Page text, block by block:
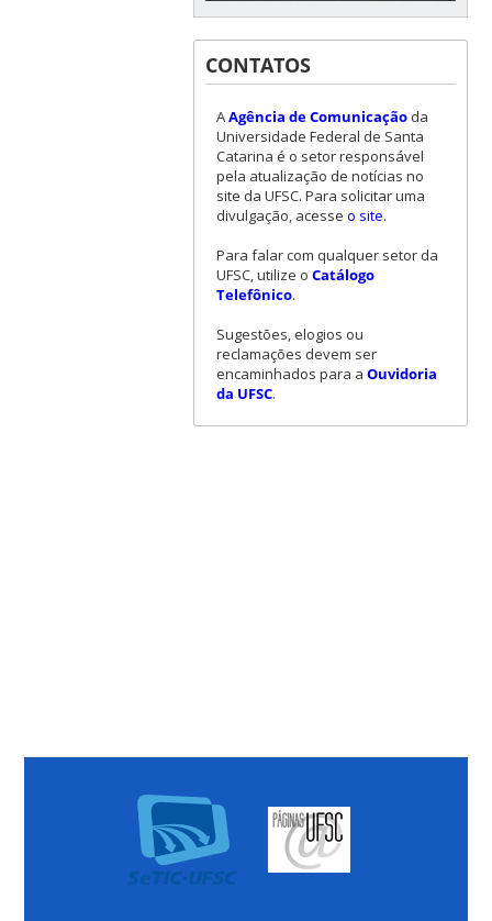
CONTATOS
AAgência de Comunicaçãoda
Universidade Federal de Santa
Catarina é o setor responsável
pela atualização de notícias no
site da UFSC. Para solicitar uma
divulgação, acesse o site.
Para falar com qualquer setor da
UFSC, utilize o Catálogo
Telefônico.
Sugestões, elogios ou
reclamações devem ser
encaminhados para a Ouvidoria
da UFSC.